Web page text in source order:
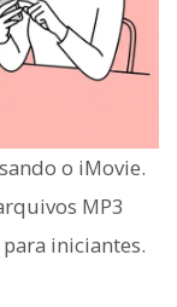
o iMovie.
MP3
iniciantes.